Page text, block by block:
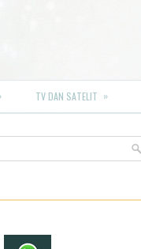
TV DAN SATELIT »